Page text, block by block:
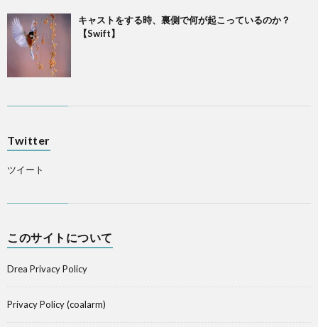
キャストをする時、裏側で何が起こっているのか？
【Swift】
Twitter
ツイート
このサイトについて
Drea Privacy Policy
Privacy Policy (coalarm)